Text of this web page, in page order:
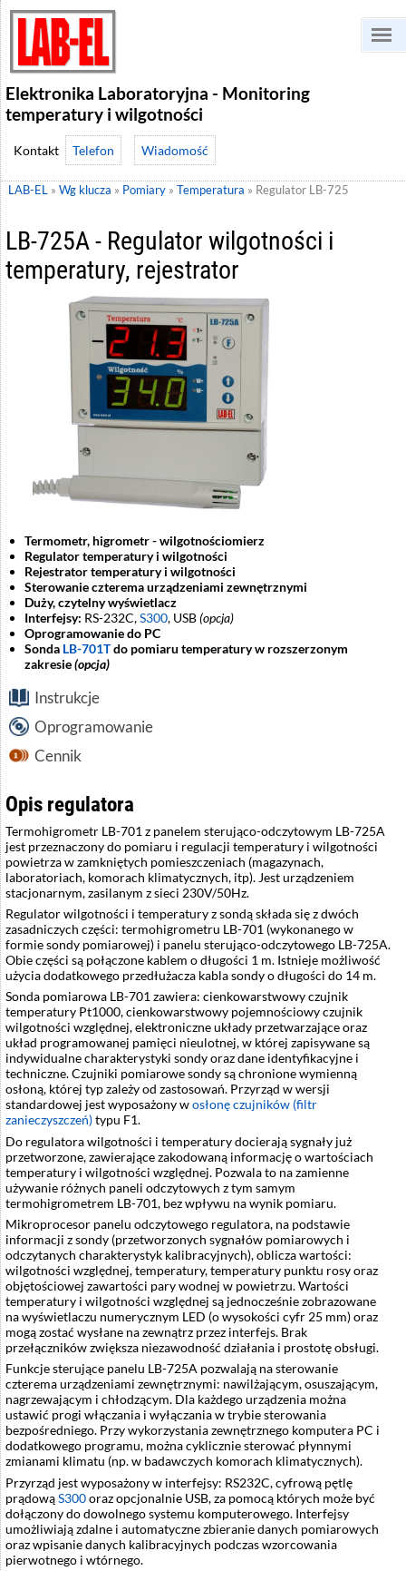
Elektronika Laboratoryjna - Monitoring
temperatury i wilgotności
Telefon Wiadomość
LAB-EL » Wg klucza » Pomiary » Temperatura » Regulator LB-725
LB-725A - Regulator wilgotności i
temperatury, rejestrator
Termometr, higrometr - wilgotnościomierz
Regulator temperatury i wilgotności
Rejestrator temperatury i wilgotności
Sterowanie czterema urządzeniami zewnętrznymi
Duży, czytelny wyświetlacz
Interfejsy: RS-232C,S300, USB(opcja)
Oprogramowanie do PC
Sonda LB-701Tdo pomiaru temperatury w rozszerzonym
zakresie(opcja)
Instrukcje
Oprogramowanie
Cennik
Opis regulatora
Termohigrometr LB-701 z panelem sterująco-odczytowym LB-725A
jest przeznaczony do pomiaru i regulacji temperatury i wilgotności
powietrza w zamkniętych pomieszczeniach (magazynach,
laboratoriach, komorach klimatycznych, itp). Jest urządzeniem
stacjonarnym, zasilanym z sieci 230V/50Hz.
Regulator wilgotności i temperatury z sondą składa się z dwóch
zasadniczych części: termohigrometru LB-701 (wykonanego w
formie sondy pomiarowej) i panelu sterująco-odczytowego LB-725A.
Obie części są połączone kablem o długości 1 m. Istnieje możliwość
użycia dodatkowego przedłużacza kabla sondy o długości do 14 m.
Sonda pomiarowa LB-701 zawiera: cienkowarstwowy czujnik
temperatury Pt1000, cienkowarstwowy pojemnościowy czujnik
wilgotności względnej, elektroniczne układy przetwarzające oraz
układ programowanej pamięci nieulotnej, w której zapisywane są
indywidualne charakterystyki sondy oraz dane identyfikacyjne i
techniczne. Czujniki pomiarowe sondy są chronione wymienną
osłoną, której typ zależy od zastosowań. Przyrząd w wersji
standardowej jest wyposażony wosłonę czujników (filtr
zanieczyszczeń)typu F1.
Do regulatora wilgotności i temperatury docierają sygnały już
przetworzone, zawierające zakodowaną informację o wartościach
temperatury i wilgotności względnej. Pozwala to na zamienne
używanie różnych paneli odczytowych z tym samym
termohigrometrem LB-701, bez wpływu na wynik pomiaru.
Mikroprocesor panelu odczytowego regulatora, na podstawie
informacji z sondy (przetworzonych sygnałów pomiarowych i
odczytanych charakterystyk kalibracyjnych), oblicza wartości:
wilgotności względnej, temperatury, temperatury punktu rosy oraz
objętościowej zawartości pary wodnej w powietrzu. Wartości
temperatury i wilgotności względnej są jednocześnie zobrazowane
na wyświetlaczu numerycznym LED (o wysokości cyfr 25 mm) oraz
mogą zostać wysłane na zewnątrz przez interfejs. Brak
przełączników zwiększa niezawodność działania i prostotę obsługi.
Funkcje sterujące panelu LB-725A pozwalają na sterowanie
czterema urządzeniami zewnętrznymi: nawilżającym, osuszającym,
nagrzewającym i chłodzącym. Dla każdego urządzenia można
ustawić progi włączania i wyłączania w trybie sterowania
bezpośredniego. Przy wykorzystania zewnętrznego komputera PC i
dodatkowego programu, można cyklicznie sterować płynnymi
zmianami klimatu (np. w badawczych komorach klimatycznych).
Przyrząd jest wyposażony w interfejsy: RS232C, cyfrową pętlę
prądowąS300oraz opcjonalnie USB, za pomocą których może być
dołączony do dowolnego systemu komputerowego. Interfejsy
umożliwiają zdalne i automatyczne zbieranie danych pomiarowych
oraz wpisanie danych kalibracyjnych podczas wzorcowania
pierwotnego i wtórnego.